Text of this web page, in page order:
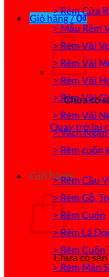
Giỏ hàng /0₫
Chưa có
Quay trở lại
Giỏ hàng
Chưa có
> Rèm Cửa
> Mẫu Rèm
> Rèm Vải
> Rèm Vải
> Rèm Vải
> Rèm Vải
> Rèm Vải
> Vách
> Rèm cuốn
> Rèm Cầu
> Rèm Gỗ,
> Rèm Cuốn
> Rèm Lá
> Rèm Cuốn
> Rèm Màn